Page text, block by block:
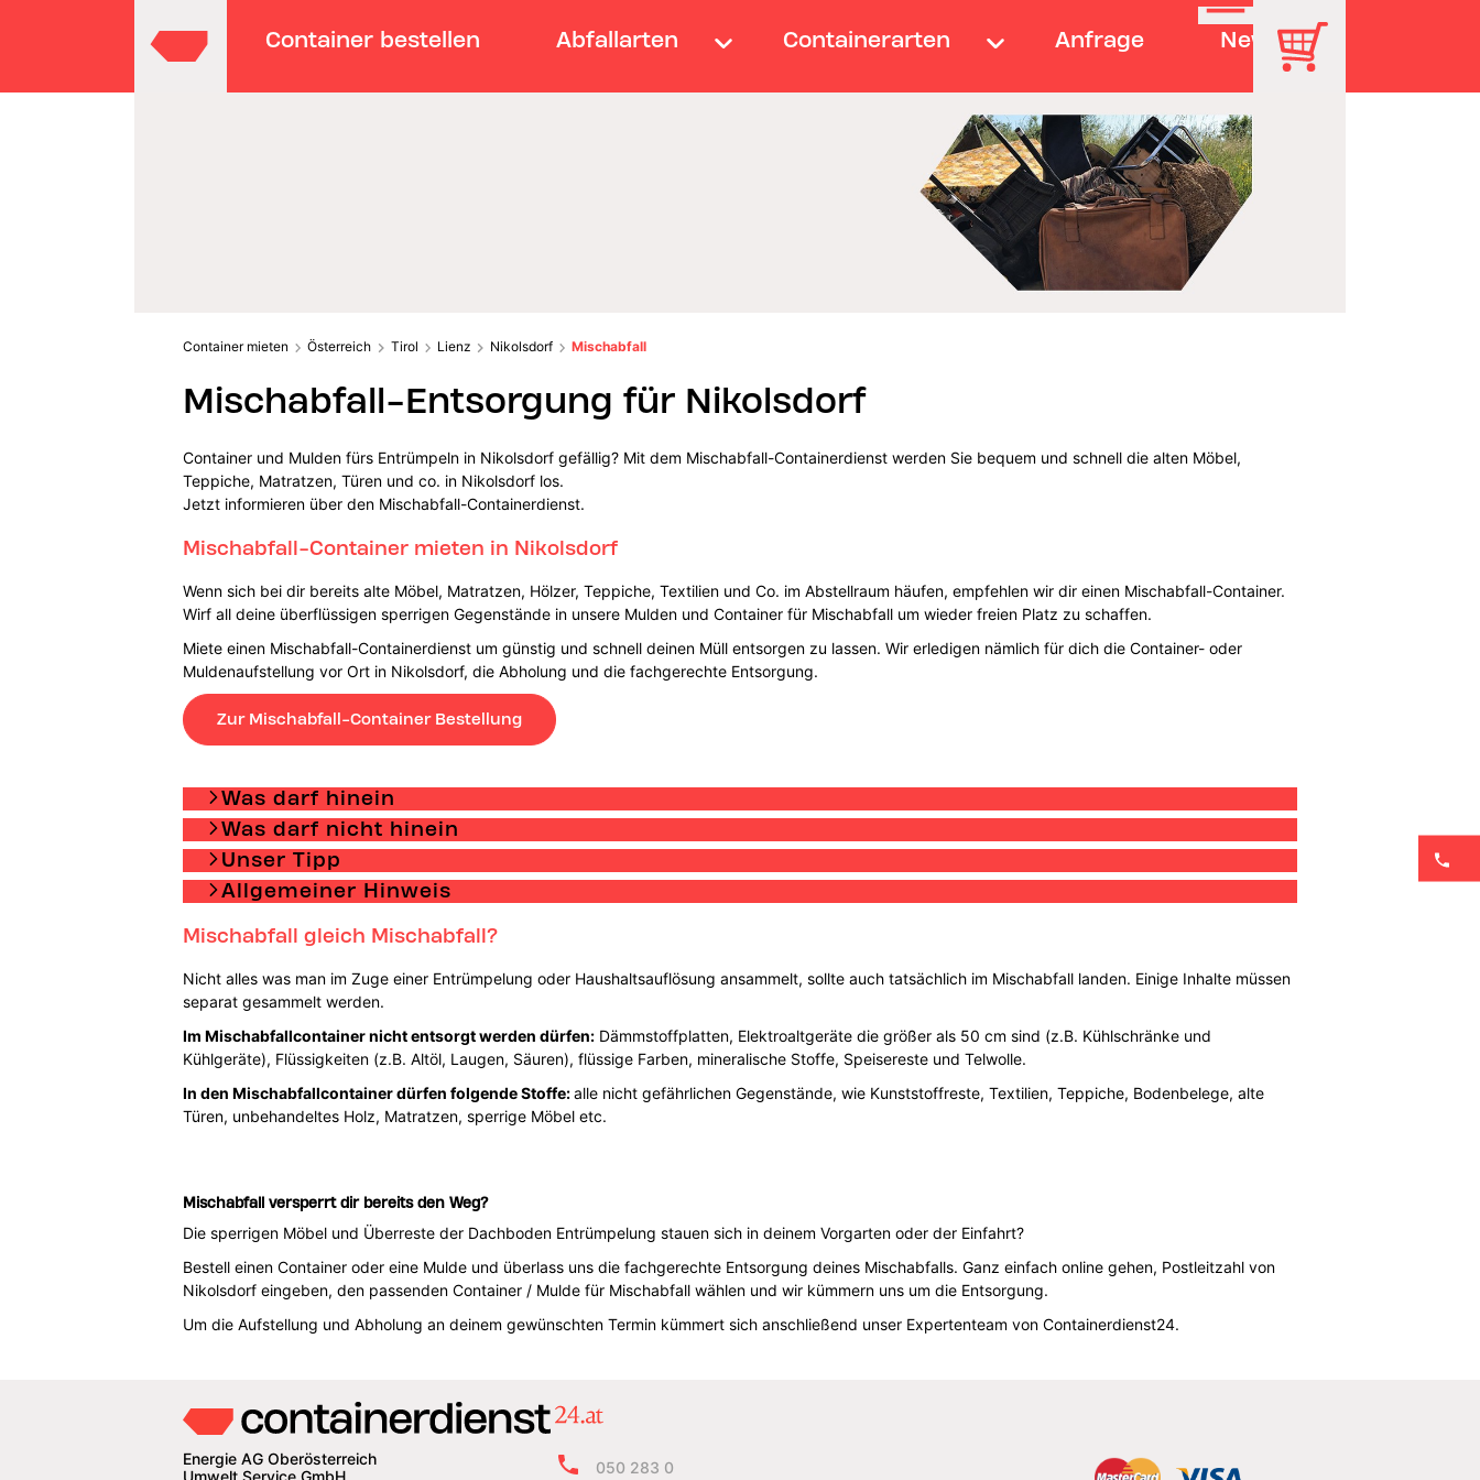
Container bestellen Abfallarten Containerarten Anfrage News
Container mieten Österreich Tirol Lienz Nikolsdorf Mischabfall
Mischabfall-Entsorgung für Nikolsdorf
Container und Mulden fürs Entrümpeln in Nikolsdorf gefällig? Mit dem Mischabfall-Containerdienst werden Sie bequem und schnell die alten Möbel,
Teppiche, Matratzen, Türen und co. in Nikolsdorf los.
Jetzt informieren über den Mischabfall-Containerdienst.
Mischabfall-Container mieten in Nikolsdorf
Wenn sich bei dir bereits alte Möbel, Matratzen, Hölzer, Teppiche, Textilien und Co. im Abstellraum häufen, empfehlen wir dir einen Mischabfall-Container.
Wirf all deine überflüssigen sperrigen Gegenstände in unsere Mulden und Container für Mischabfall um wieder freien Platz zu schaffen.
Miete einen Mischabfall-Containerdienst um günstig und schnell deinen Müll entsorgen zu lassen. Wir erledigen nämlich für dich die Container- oder
Muldenaufstellung vor Ort in Nikolsdorf, die Abholung und die fachgerechte Entsorgung.
Zur Mischabfall-Container Bestellung
Was darf hinein
Was darf nicht hinein
Unser Tipp
Allgemeiner Hinweis
Mischabfall gleich Mischabfall?
Nicht alles was man im Zuge einer Entrümpelung oder Haushaltsauflösung ansammelt, sollte auch tatsächlich im Mischabfall landen. Einige Inhalte müssen
separat gesammelt werden.
Im Mischabfallcontainer nicht entsorgt werden dürfen:Dämmstoffplatten, Elektroaltgeräte die größer als 50 cm sind (z.B. Kühlschränke und
Kühlgeräte), Flüssigkeiten (z.B. Altöl, Laugen, Säuren), flüssige Farben, mineralische Stoffe, Speisereste und Telwolle.
In den Mischabfallcontainer dürfen folgende Stoffe:alle nicht gefährlichen Gegenstände, wie Kunststoffreste, Textilien, Teppiche, Bodenbelege, alte
Türen, unbehandeltes Holz, Matratzen, sperrige Möbel etc.
Mischabfall versperrt dir bereits den Weg?
Die sperrigen Möbel und Überreste der Dachboden Entrümpelung stauen sich in deinem Vorgarten oder der Einfahrt?
Bestell einen Container oder eine Mulde und überlass uns die fachgerechte Entsorgung deines Mischabfalls. Ganz einfach online gehen, Postleitzahl von
Nikolsdorf eingeben, den passenden Container / Mulde für Mischabfall wählen und wir kümmern uns um die Entsorgung.
Um die Aufstellung und Abholung an deinem gewünschten Termin kümmert sich anschließend unser Expertenteam von Containerdienst24.
Energie AG Oberösterreich
Umwelt Service GmbH
050 283 0